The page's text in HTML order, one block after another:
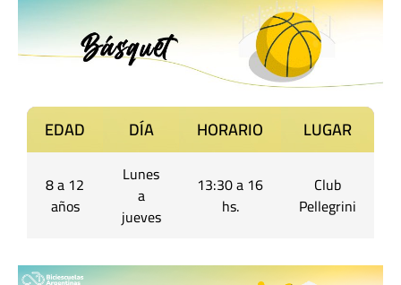
EDAD DÍA HORARIO LUGAR
8 a 12
años
Lunes
a
jueves
13:30 a 16
hs.
Club
Pellegrini